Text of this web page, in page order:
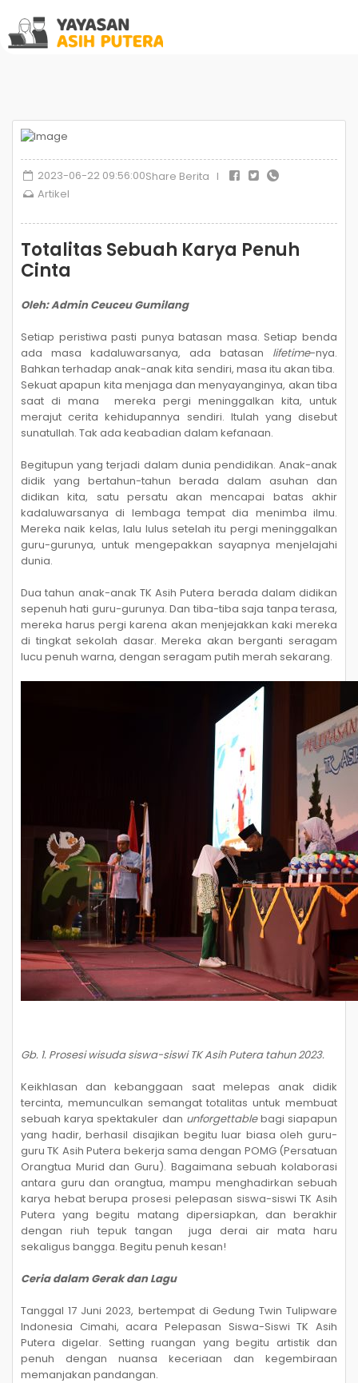
2023-06-22 09:56:00
Artikel
Share Berita I
Totalitas Sebuah Karya Penuh
Cinta
Oleh: Admin Ceuceu Gumilang
Setiap peristiwa pasti punya batasan masa. Setiap benda
ada masa kadaluwarsanya, ada batasan lifetime-nya.
Bahkan terhadap anak-anak kita sendiri, masa itu akan tiba.
Sekuat apapun kita menjaga dan menyayanginya, akan tiba
saat di mana mereka pergi meninggalkan kita, untuk
merajut cerita kehidupannya sendiri. Itulah yang disebut
sunatullah. Tak ada keabadian dalam kefanaan.
Begitupun yang terjadi dalam dunia pendidikan. Anak-anak
didik yang bertahun-tahun berada dalam asuhan dan
didikan kita, satu persatu akan mencapai batas akhir
kadaluwarsanya di lembaga tempat dia menimba ilmu.
Mereka naik kelas, lalu lulus setelah itu pergi meninggalkan
guru-gurunya, untuk mengepakkan sayapnya menjelajahi
dunia.
Dua tahun anak-anak TK Asih Putera berada dalam didikan
sepenuh hati guru-gurunya. Dan tiba-tiba saja tanpa terasa,
mereka harus pergi karena akan menjejakkan kaki mereka
di tingkat sekolah dasar. Mereka akan berganti seragam
lucu penuh warna, dengan seragam putih merah sekarang.
Gb. 1. Prosesi wisuda siswa-siswi TK Asih Putera tahun 2023.
Keikhlasan dan kebanggaan saat melepas anak didik
tercinta, memunculkan semangat totalitas untuk membuat
sebuah karya spektakuler dan unforgettablebagi siapapun
yang hadir, berhasil disajikan begitu luar biasa oleh guru-
guru TK Asih Putera bekerja sama dengan POMG (Persatuan
Orangtua Murid dan Guru). Bagaimana sebuah kolaborasi
antara guru dan orangtua, mampu menghadirkan sebuah
karya hebat berupa prosesi pelepasan siswa-siswi TK Asih
Putera yang begitu matang dipersiapkan, dan berakhir
dengan riuh tepuk tangan juga derai air mata haru
sekaligus bangga. Begitu penuh kesan!
Ceria dalam Gerak dan Lagu
Tanggal 17 Juni 2023, bertempat di Gedung Twin Tulipware
Indonesia Cimahi, acara Pelepasan Siswa-Siswi TK Asih
Putera digelar. Setting ruangan yang begitu artistik dan
penuh dengan nuansa keceriaan dan kegembiraan
memanjakan pandangan.